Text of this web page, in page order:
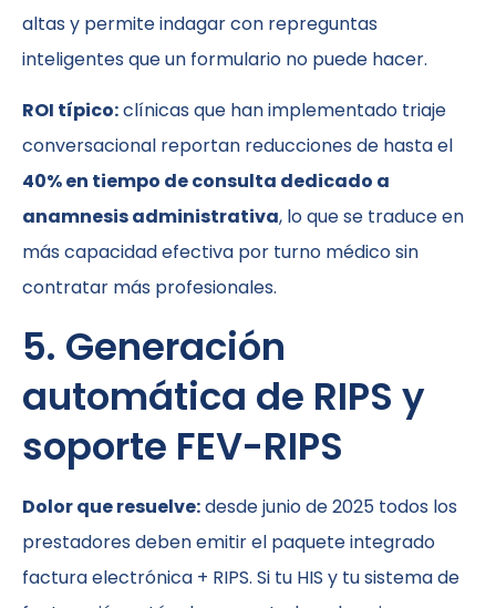
altas y permite indagar con repreguntas
inteligentes que un formulario no puede hacer.
ROI típico:clínicas que han implementado triaje
conversacional reportan reducciones de hasta el
40% en tiempo de consulta dedicado a
anamnesis administrativa, lo que se traduce en
más capacidad efectiva por turno médico sin
contratar más profesionales.
5. Generación
automática de RIPS y
soporte FEV-RIPS
Dolor que resuelve:desde junio de 2025 todos los
prestadores deben emitir el paquete integrado
factura electrónica + RIPS. Si tu HIS y tu sistema de